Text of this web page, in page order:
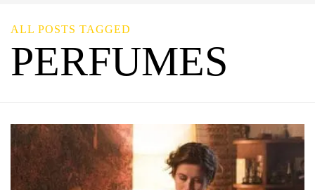
ALL POSTS TAGGED
PERFUMES